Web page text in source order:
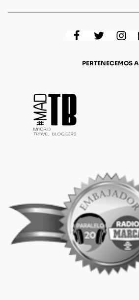
PERTENECEMOS A